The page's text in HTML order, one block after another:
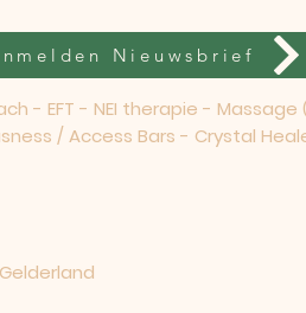
- EFT - NEI therapie - Massage
/ Access Bars - Crystal
Nieuwsbrief